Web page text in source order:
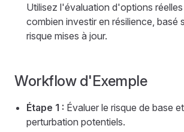
Utilisez l'évaluation d'options
combien investir en résilience, basé
risque mises à jour.
Workflow d'Exemple
Étape 1 : Évaluer le risque de base
perturbation potentiels.